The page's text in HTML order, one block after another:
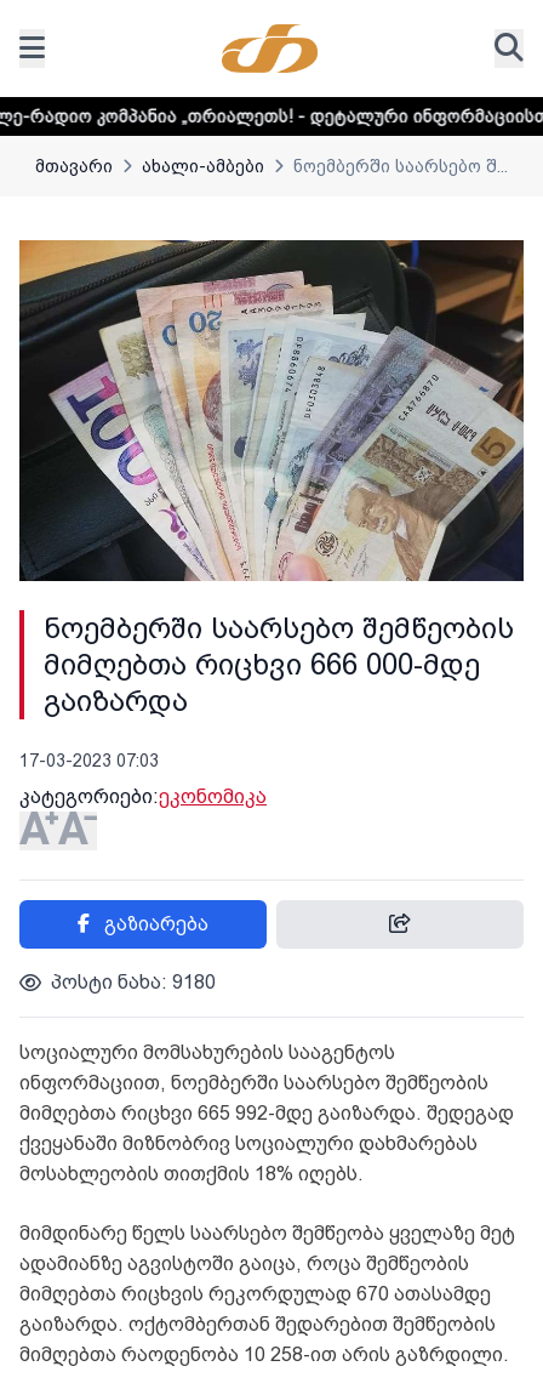
„თრიალეთს! - დეტალური ინფორმაციისთვის
მთავარი ახალი-ამბები ნოემბერში საარსებო შ...
ნოემბერში საარსებო შემწეობის
მიმღებთა რიცხვი 666 000-მდე
გაიზარდა
17-03-2023 07:03
კატეგორიები:ეკონომიკა
გაზიარება
პოსტი ნახა: 9180
სოციალური მომსახურების სააგენტოს
ინფორმაციით, ნოემბერში საარსებო შემწეობის
მიმღებთა რიცხვი 665 992-მდე გაიზარდა. შედეგად
ქვეყანაში მიზნობრივ სოციალური დახმარებას
მოსახლეობის თითქმის 18% იღებს.
მიმდინარე წელს საარსებო შემწეობა ყველაზე მეტ
ადამიანზე აგვისტოში გაიცა, როცა შემწეობის
მიმღებთა რიცხვის რეკორდულად 670 ათასამდე
გაიზარდა. ოქტომბერთან შედარებით შემწეობის
მიმღებთა რაოდენობა 10 258-ით არის გაზრდილი.